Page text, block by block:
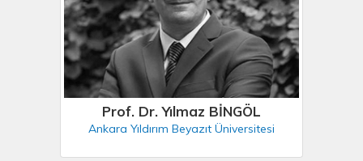
Prof. Dr. Yılmaz BİNGÖL
Ankara Yıldırım Beyazıt Üniversitesi